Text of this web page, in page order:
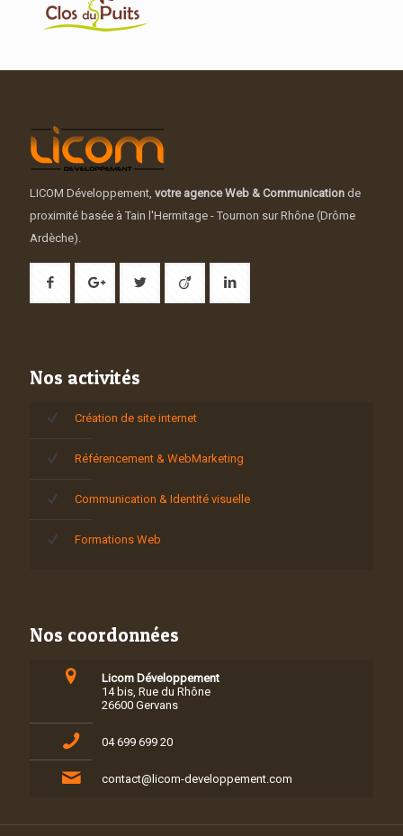
LICOM Développement, votre agence Web & Communication de
proximité basée à Tain l'Hermitage - Tournon sur Rhône (Drôme
Ardèche).
Nos activités
Création de site internet
Référencement & WebMarketing
Communication & Identité visuelle
Formations Web
Nos coordonnées
Licom Développement
14 bis, Rue du Rhône
26600 Gervans
04 699 699 20
contact@licom-developpement.com